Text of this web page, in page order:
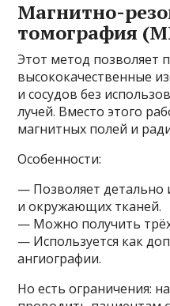
Магнитно-
томография
Этот метод позволяет
высококачественные
и сосудов без
лучей. Вместо этого
магнитных полей и
Особенности:
— Позволяет детально
и окружающих тканей.
— Можно получить
— Используется как
ангиографии.
Но есть ограничения: